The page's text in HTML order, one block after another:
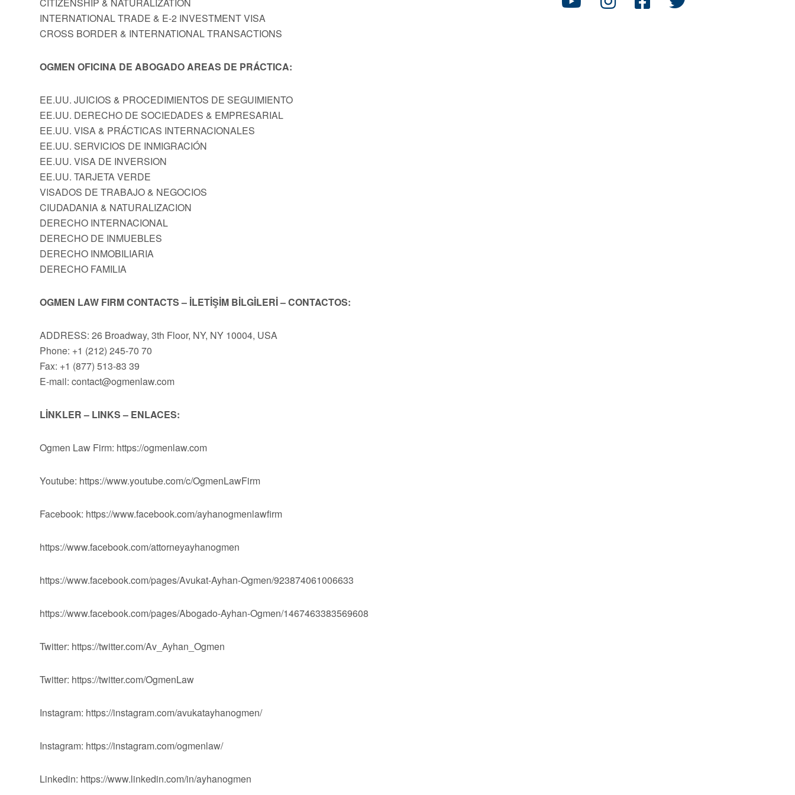
INTERNATIONAL TRADE & E-2 INVESTMENT VISA
CROSS BORDER & INTERNATIONAL TRANSACTIONS
OGMEN OFICINA DE ABOGADO AREAS DE PRÁCTICA:
EE.UU. JUICIOS & PROCEDIMIENTOS DE SEGUIMIENTO
EE.UU. DERECHO DE SOCIEDADES & EMPRESARIAL
EE.UU. VISA & PRÁCTICAS INTERNACIONALES
EE.UU. SERVICIOS DE INMIGRACIÓN
EE.UU. VISA DE INVERSION
EE.UU. TARJETA VERDE
VISADOS DE TRABAJO & NEGOCIOS
CIUDADANIA & NATURALIZACION
DERECHO INTERNACIONAL
DERECHO DE INMUEBLES
DERECHO INMOBILIARIA
DERECHO FAMILIA
OGMEN LAW FIRM CONTACTS – İLETİŞİM BİLGİLERİ – CONTACTOS:
ADDRESS: 26 Broadway, 3th Floor, NY, NY 10004, USA
Phone: +1 (212) 245-70 70
Fax: +1 (877) 513-83 39
E-mail: contact@ogmenlaw.com
LİNKLER – LINKS – ENLACES:
Ogmen Law Firm: https://ogmenlaw.com
Youtube: https://www.youtube.com/c/OgmenLawFirm
Facebook: https://www.facebook.com/ayhanogmenlawfirm
https://www.facebook.com/attorneyayhanogmen
https://www.facebook.com/pages/Avukat-Ayhan-Ogmen/923874061006633
https://www.facebook.com/pages/Abogado-Ayhan-Ogmen/1467463383569608
Twitter: https://twitter.com/Av_Ayhan_Ogmen
Twitter: https://twitter.com/OgmenLaw
Instagram: https://instagram.com/avukatayhanogmen/
Instagram: https://instagram.com/ogmenlaw/
Linkedin: https://www.linkedin.com/in/ayhanogmen